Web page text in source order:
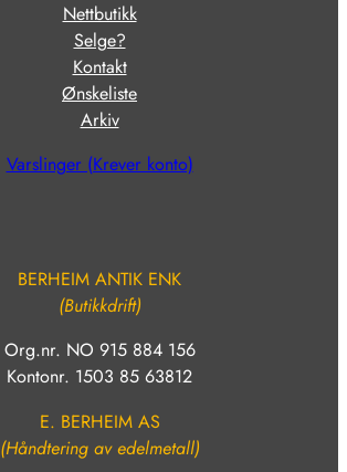
Nettbutikk
Selge?
Kontakt
Ønskeliste
Arkiv
Varslinger (Krever konto)
BERHEIM ANTIK ENK
(Butikkdrift)
Org.nr. NO 915 884 156
Kontonr. 1503 85 63812
E. BERHEIM AS
(Håndtering av edelmetall)